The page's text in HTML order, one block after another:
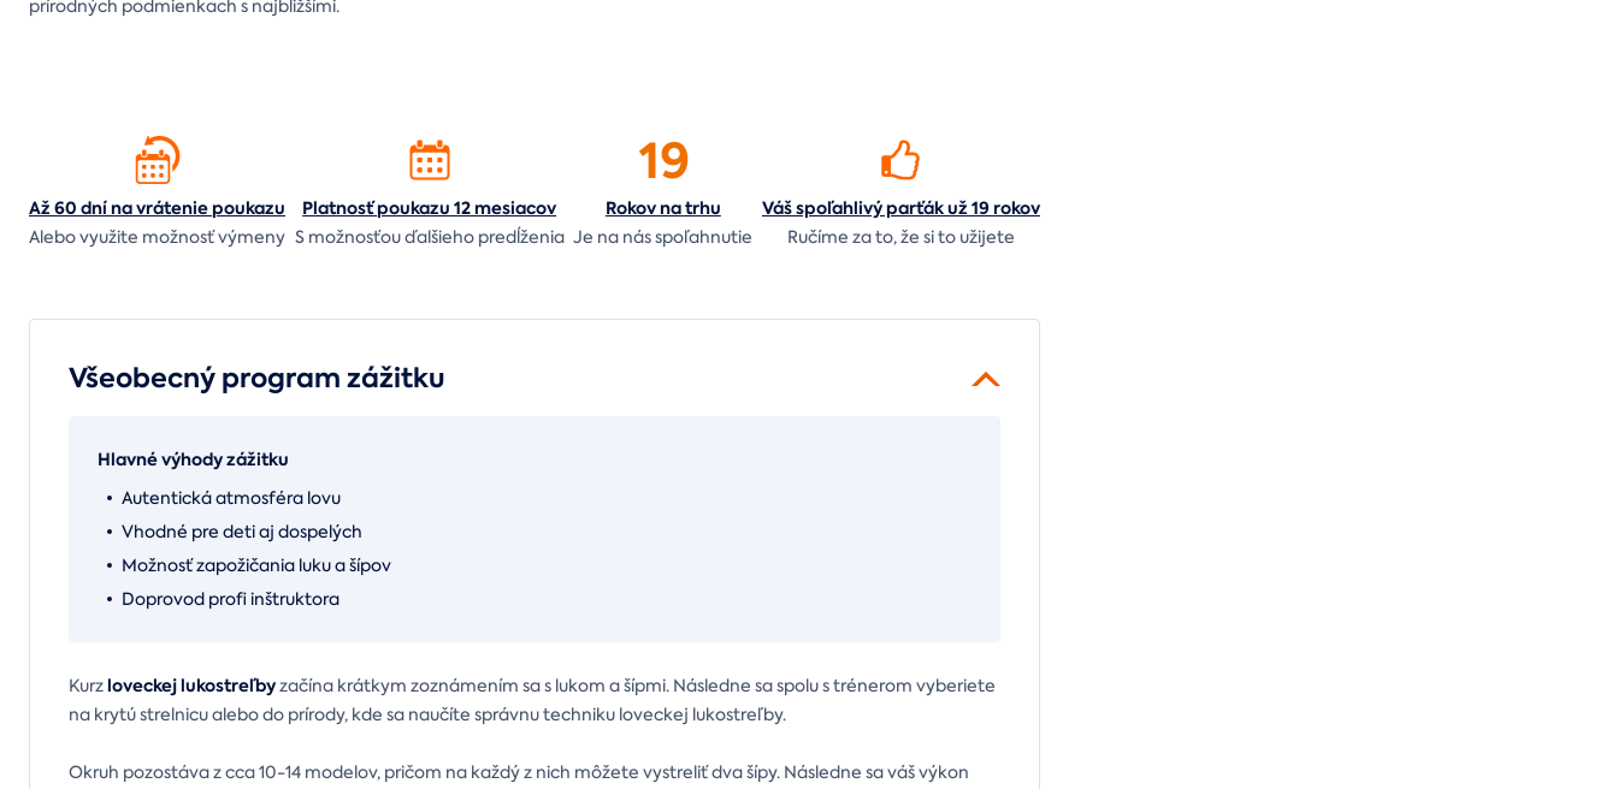
prírodných podmienkach s najbližšími.
Až 60 dní na vráteniepoukazu
Alebo využite možnosť výmeny
Platnosť poukazu 12 mesiacov
S možnosťou ďalšieho predĺženia
19
Rokov natrhu
Je na násspoľahnutie
Váš spoľahlivý parťák už 19 rokov
Ručíme za to,že si to užijete
Všeobecný program zážitku
Hlavné výhody zážitku
Autentická atmosféra lovu
Vhodné pre deti aj dospelých
Možnosť zapožičania luku a šípov
Doprovod profi inštruktora
Kurzloveckej lukostreľbyzačína krátkym zoznámením sa s lukom a šípmi. Následne sa spolu s trénerom vyberiete
na krytú strelnicu alebo do prírody, kde sa naučíte správnu techniku loveckej lukostreľby.
Okruh pozostáva z cca 10-14 modelov, pričom na každý z nich môžete vystreliť dva šípy. Následne sa váš výkon